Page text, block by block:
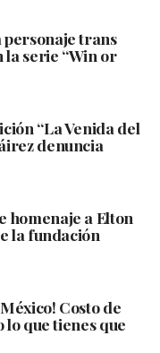
personaje trans
serie “Win or
“La Venida del
denuncia
homenaje a Elton
la fundación
Costo de
lo que tienes que